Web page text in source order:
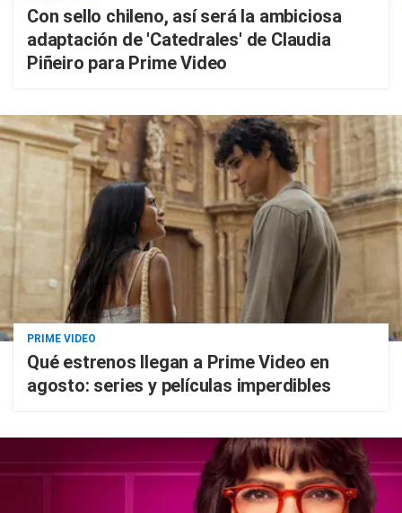
Con sello chileno, así será la ambiciosa
adaptación de 'Catedrales' de Claudia
Piñeiro para Prime Video
PRIME VIDEO
Qué estrenos llegan a Prime Video en
agosto: series y películas imperdibles